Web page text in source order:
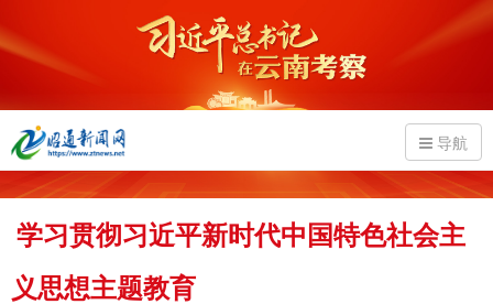
导航
学习贯彻习近平新时代中国特色社会主
义思想主题教育